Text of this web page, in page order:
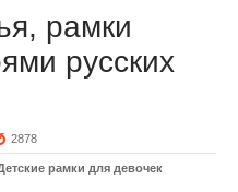
рамки
русских
2878
рамки для девочек